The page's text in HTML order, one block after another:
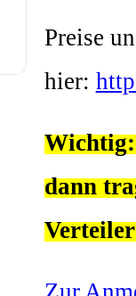
Preise
hier:
Wichtig:
dann